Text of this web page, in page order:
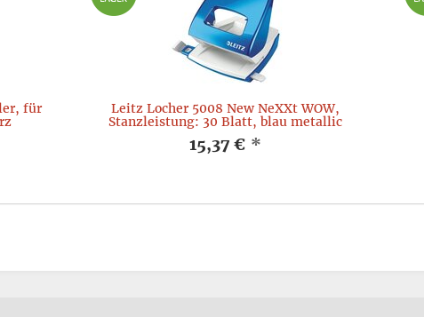
für
Leitz Locher 5008 New NeXXt WOW,
Stanzleistung: 30 Blatt, blau metallic
15,37 € *